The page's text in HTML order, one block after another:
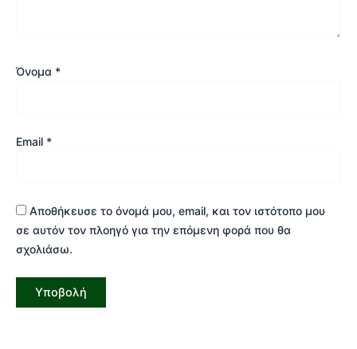
Όνομα *
Email *
Αποθήκευσε το όνομά μου, email, και τον ιστότοπο μου
σε αυτόν τον πλοηγό για την επόμενη φορά που θα
σχολιάσω.